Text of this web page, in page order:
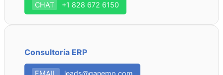
CHAT +1 828 672 6150
Consultoría ERP
EMAIL leads@ganemo.com